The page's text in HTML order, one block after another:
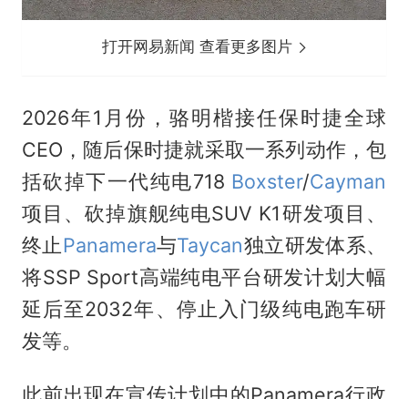
打开网易新闻 查看更多图片
2026年1月份，骆明楷接任保时捷全球
CEO，随后保时捷就采取一系列动作，包
括砍掉下一代纯电718 Boxster/Cayman
项目、砍掉旗舰纯电SUV K1研发项目、
终止Panamera与Taycan独立研发体系、
将SSP Sport高端纯电平台研发计划大幅
延后至2032年、停止入门级纯电跑车研
发等。